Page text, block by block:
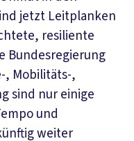
jetzt Leitplanken
resiliente
Bundesregierung
, Mobilitäts-,
sind nur einige
und
weiter